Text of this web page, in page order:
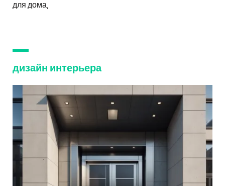
для дома,
дизайн интерьера